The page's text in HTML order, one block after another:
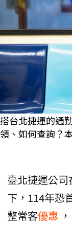
搭台北捷運的通
領、如何查詢？
臺北捷運公
下，114年恐
整常客優惠